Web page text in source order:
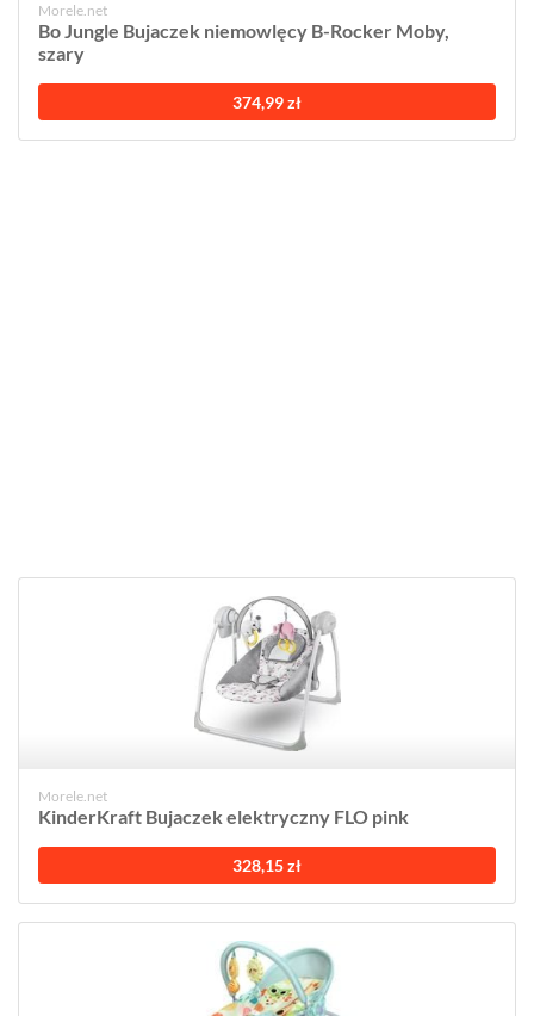
Morele.net
Bo Jungle Bujaczek niemowlęcy B-Rocker Moby,
szary
374,99 zł
Morele.net
KinderKraft Bujaczek elektryczny FLO pink
328,15 zł